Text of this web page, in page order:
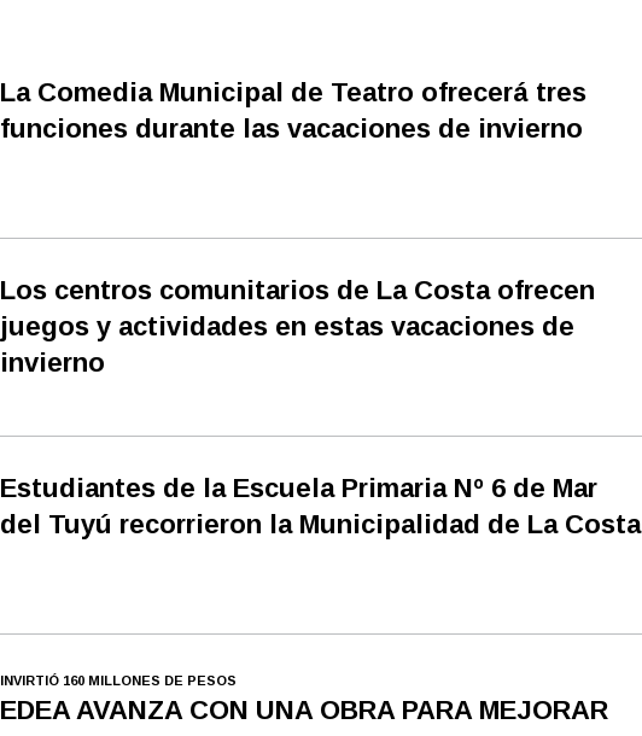
La Comedia Municipal de Teatro ofrecerá tres
funciones durante las vacaciones de invierno
Los centros comunitarios de La Costa ofrecen
juegos y actividades en estas vacaciones de
invierno
Estudiantes de la Escuela Primaria Nº 6 de Mar
del Tuyú recorrieron la Municipalidad de La Costa
INVIRTIÓ 160 MILLONES DE PESOS
EDEA AVANZA CON UNA OBRA PARA MEJORAR